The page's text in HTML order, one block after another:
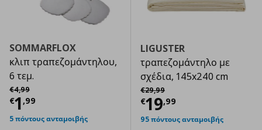
SOMMARFLOX
κλιπ τραπεζομάντηλου,
6 τεμ.
€4,99
Αρχική τιμή
€1 ,99
Τρέχουσα τιμή € 1,99
5 πόντους ανταμοιβής
LIGUSTER
τραπεζομάντηλο με
σχέδια, 145x240 cm
€29,99
Αρχική τιμή
€19,99
Τρέχουσα
95 πόντους ανταμοιβής